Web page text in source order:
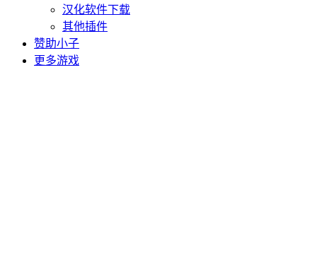
汉化软件下载
其他插件
赞助小子
更多游戏